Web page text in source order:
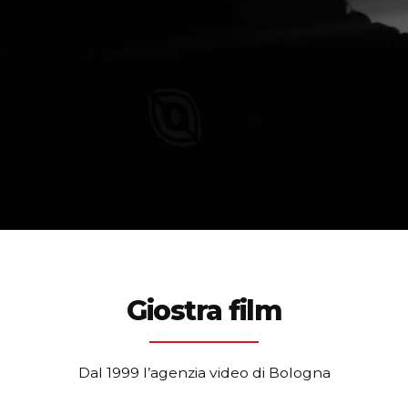
Giostra film
Dal 1999 l’agenzia video di Bologna